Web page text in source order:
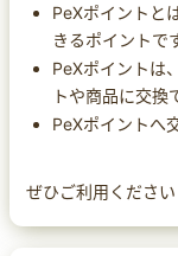
PeXポイントと
きるポイントで
PeXポイントは
トや商品に交換
PeXポイントへ
ぜひご利用くださ